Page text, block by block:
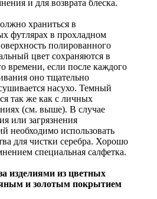
и для возврата блеска.
храниться в
футлярах в прохладном
полированного
цвет сохраняются в
времени, если после каждого
оно тщательно
насухо. Темный
так же как с личных
(см. выше). В случае
или загрязнения
необходимо использовать
для чистки серебра. Хорошо
специальная салфетка.
изделиями из цветных
и золотым покрытием